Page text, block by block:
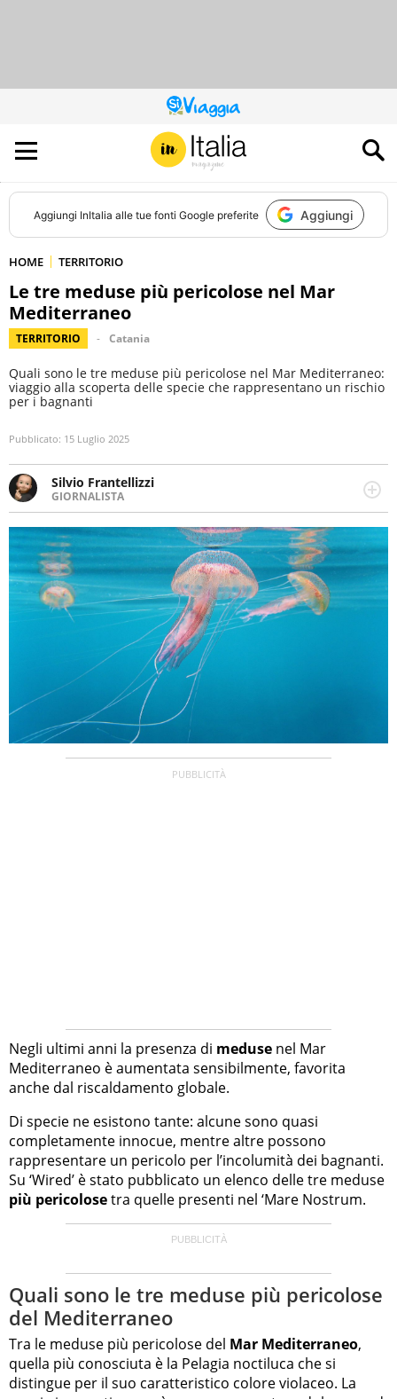
QUESTO
SITO
CONTRIBUISCE
ALL’AUDIENCE
DI
Aggiungi InItalia alle tue fonti Google preferite Aggiungi
HOME TERRITORIO
Le tre meduse più pericolose nel Mar
Mediterraneo
TERRITORIO Catania
Quali sono le tre meduse più pericolose nel Mar Mediterraneo:
viaggio alla scoperta delle specie che rappresentano un rischio
per i bagnanti
Pubblicato: 15 Luglio 2025
Silvio Frantellizzi
GIORNALISTA
Giornalista pubblicista. Da oltre dieci anni si occupa di
informazione sul web, scrivendo di sport, attualità,
cronaca, motori, spettacolo e videogame.
Negli ultimi anni la presenza di meduse nel Mar
Mediterraneo è aumentata sensibilmente, favorita
anche dal riscaldamento globale.
Di specie ne esistono tante: alcune sono quasi
completamente innocue, mentre altre possono
rappresentare un pericolo per l’incolumità dei bagnanti.
Su ‘Wired’ è stato pubblicato un elenco delle tre meduse
più pericolosetra quelle presenti nel ‘Mare Nostrum.
Quali sono le tre meduse più pericolose
del Mediterraneo
Tra le meduse più pericolose del Mar Mediterraneo,
quella più conosciuta è la Pelagia noctiluca che si
distingue per il suo caratteristico colore violaceo. La